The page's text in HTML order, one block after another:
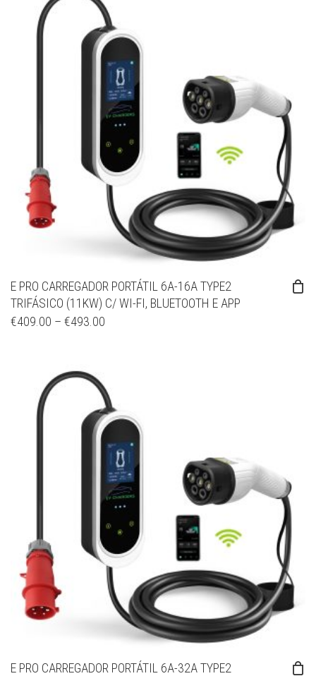
E PRO CARREGADOR PORTÁTIL 6A-16A TYPE2
TRIFÁSICO (11KW) C/ WI-FI, BLUETOOTH E APP
€409.00 – €493.00
E PRO CARREGADOR PORTÁTIL 6A-32A TYPE2